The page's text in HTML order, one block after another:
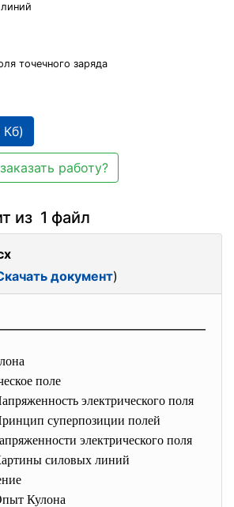
точечного заряда
Кб)
работу?
из 1 файл
документ)
поле
электрического поля
суперпозиции полей
электрического поля
силовых линий
Кулона